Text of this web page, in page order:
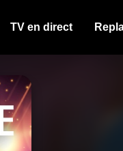
TV en direct